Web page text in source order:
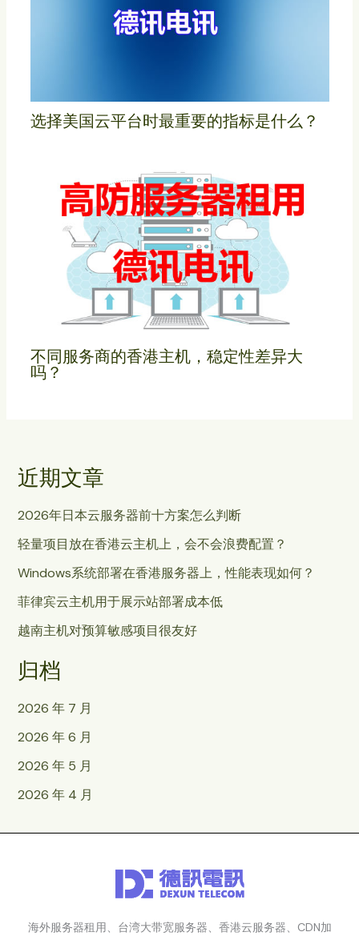
选择美国云平台时最重要的指标是什么？
不同服务商的香港主机，稳定性差异大
吗？
近期文章
2026年日本云服务器前十方案怎么判断
轻量项目放在香港云主机上，会不会浪费配置？
Windows系统部署在香港服务器上，性能表现如何？
菲律宾云主机用于展示站部署成本低
越南主机对预算敏感项目很友好
归档
2026 年 7 月
2026 年 6 月
2026 年 5 月
2026 年 4 月
海外服务器租用、台湾大带宽服务器、香港云服务器、CDN加